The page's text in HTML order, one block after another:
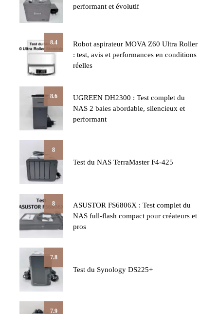
performant et évolutif
8.4
Robot aspirateur MOVA Z60 Ultra Roller
: test, avis et performances en conditions
réelles
8.6
UGREEN DH2300 : Test complet du
NAS 2 baies abordable, silencieux et
performant
8
Test du NAS TerraMaster F4-425
8
ASUSTOR FS6806X : Test complet du
NAS full-flash compact pour créateurs et
pros
7.8
Test du Synology DS225+
7.9